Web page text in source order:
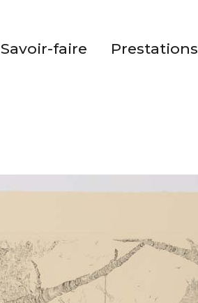
Savoir-faire Prestations